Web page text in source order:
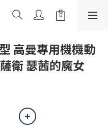
高曼專用機機動
衛 瑟茜的魔女